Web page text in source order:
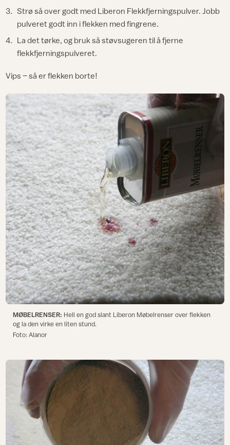
Strø så over godt med Liberon Flekkfjerningspulver. Jobb
pulveret godt inn i flekken med fingrene.
La det tørke, og bruk så støvsugeren til å fjerne
flekkfjerningspulveret.
Vips – så er flekken borte!
MØBELRENSER: Hell en god slant Liberon Møbelrenser over flekken
og la den virke en liten stund.
Foto: Alanor